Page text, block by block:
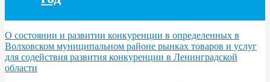
О состоянии и развитии конкуренции в определенных в
Волховском муниципальном районе рынках товаров и услуг
для содействия развития конкуренции в Ленинградской
области